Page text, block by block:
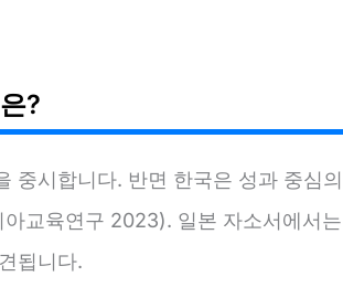
?
중시합니다. 반면 한국은 성과 중심의
교육연구 2023). 일본 자소서에서는
됩니다.